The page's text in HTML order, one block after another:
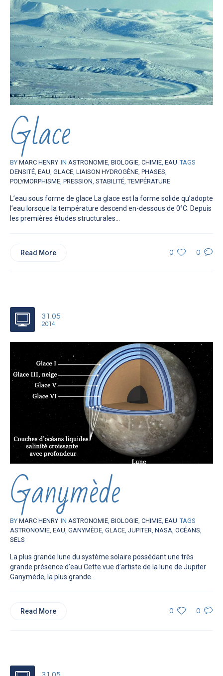
Glace
BY MARC HENRY IN ASTRONOMIE BIOLOGIE CHIMIE EAU TAGS
DENSITÉ EAU GLACE LIAISON HYDROGÈNE PHASES
POLYMORPHISME PRESSION STABILITÉ ,TEMPÉRATURE
L’eau sous forme de glace La glace est la forme solide qu’adopte
l’eau lorsque la température descend en-dessous de 0°C. Depuis
les premières études structurales...
0 0
Read More
31.05
2014
Ganymède
BY MARC HENRY IN ASTRONOMIE BIOLOGIE CHIMIE EAU TAGS
ASTRONOMIE EAU GANYMÈDE GLACE JUPITER NASA OCÉANS
SELS
La plus grande lune du système solaire possédant une très
grande présence d’eau Cette vue d’artiste de la lune de Jupiter
Ganymède, la plus grande...
0 0
Read More
31.05